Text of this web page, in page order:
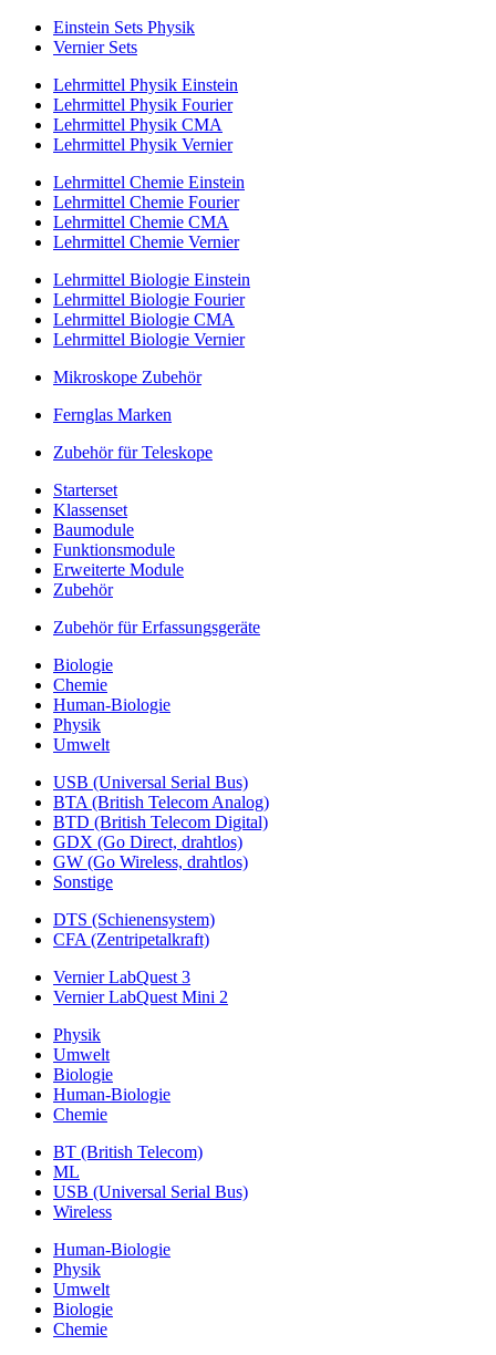
Einstein Sets Physik
Vernier Sets
Lehrmittel Physik Einstein
Lehrmittel Physik Fourier
Lehrmittel Physik CMA
Lehrmittel Physik Vernier
Lehrmittel Chemie Einstein
Lehrmittel Chemie Fourier
Lehrmittel Chemie CMA
Lehrmittel Chemie Vernier
Lehrmittel Biologie Einstein
Lehrmittel Biologie Fourier
Lehrmittel Biologie CMA
Lehrmittel Biologie Vernier
Mikroskope Zubehör
Fernglas Marken
Zubehör für Teleskope
Starterset
Klassenset
Baumodule
Funktionsmodule
Erweiterte Module
Zubehör
Zubehör für Erfassungsgeräte
Biologie
Chemie
Human-Biologie
Physik
Umwelt
USB (Universal Serial Bus)
BTA (British Telecom Analog)
BTD (British Telecom Digital)
GDX (Go Direct, drahtlos)
GW (Go Wireless, drahtlos)
Sonstige
DTS (Schienensystem)
CFA (Zentripetalkraft)
Vernier LabQuest 3
Vernier LabQuest Mini 2
Physik
Umwelt
Biologie
Human-Biologie
Chemie
BT (British Telecom)
ML
USB (Universal Serial Bus)
Wireless
Human-Biologie
Physik
Umwelt
Biologie
Chemie